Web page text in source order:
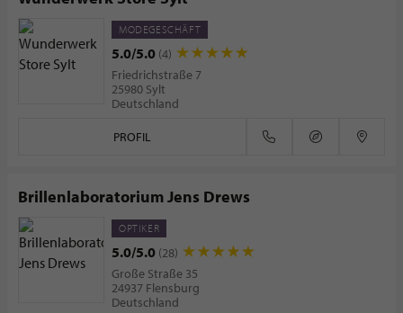
MODEGESCHÄFT
5.0/5.0 (4)
Friedrichstraße 7
25980 Sylt
Deutschland
PROFIL
Brillenlaboratorium Jens Drews
OPTIKER
5.0/5.0 (28)
Große Straße 35
24937 Flensburg
Deutschland